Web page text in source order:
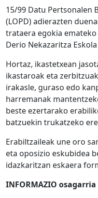
15/99 Datu Pertsonalen
(LOPD) adierazten
trataera egokia
Derio Nekazaritza
Hortaz, ikastetxean
ikastaroak eta
irakasle, guraso edo
harremanak
beste ezertarako
batzuekin trukatzeko
Erabiltzaileak une oro
eta oposizio eskubidea
idazkaritzan eskaera
INFORMAZIO osagarria